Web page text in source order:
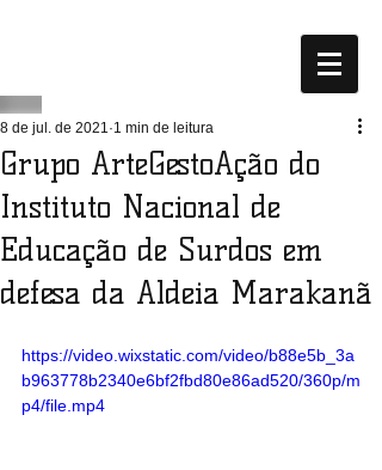
Grupo ArteGestoAção do
Instituto Nacional de
Educação de Surdos em
defesa da Aldeia Marakanã
8 de jul. de 2021 1 min de leitura
https://video.wixstatic.com/video/b88e5b_3a
b963778b2340e6bf2fbd80e86ad520/360p/m
p4/file.mp4